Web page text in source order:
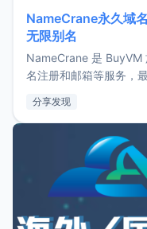
NameCrane永久域
无限别名
NameCrane 是 BuyVM
名注册和邮箱等服务，
又实惠的域名邮箱，不
分享发现